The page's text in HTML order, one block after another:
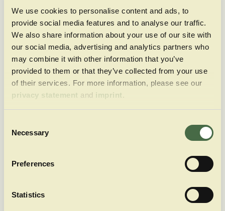
We use cookies to personalise content and ads, to
provide social media features and to analyse our traffic.
We also share information about your use of our site with
our social media, advertising and analytics partners who
may combine it with other information that you’ve
provided to them or that they’ve collected from your use
of their services. For more information, please see our
privacy statement and imprint .
Selection
Necessary
Preferences
Statistics
Reservierungs­anfrage